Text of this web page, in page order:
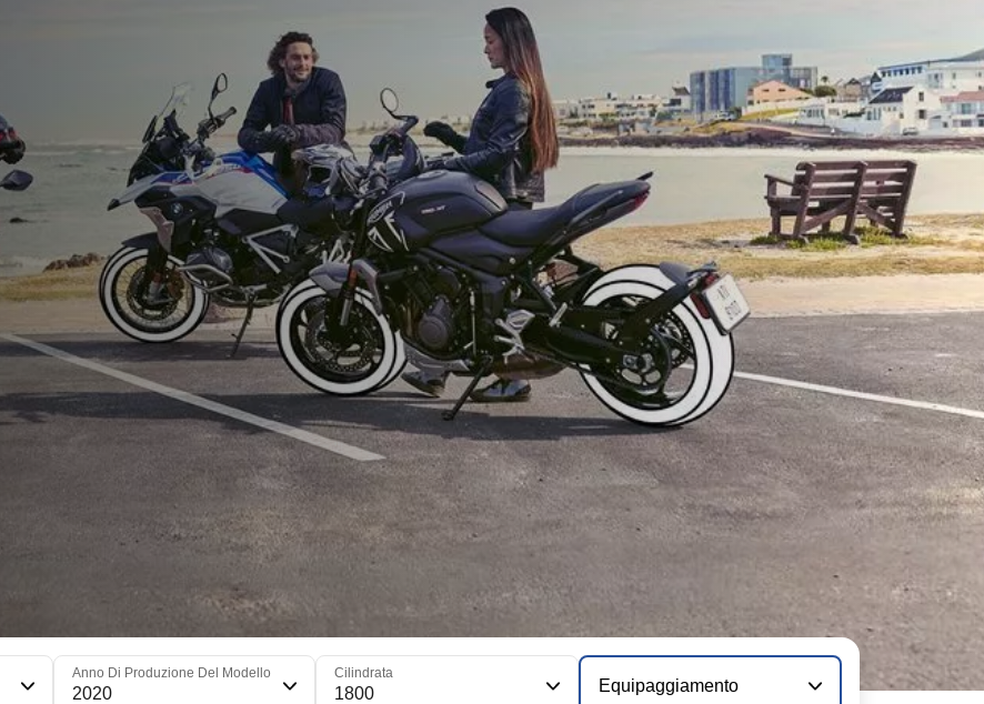
Anno Di Produzione Del Modello
2020
Cilindrata
1800 Equipaggiamento